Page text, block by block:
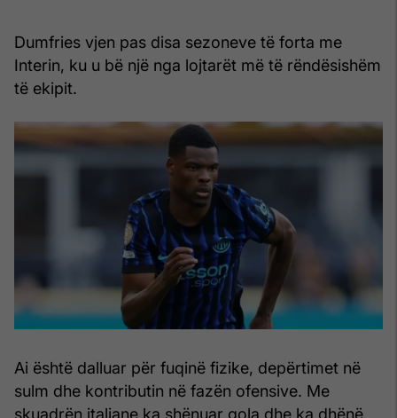
Dumfries vjen pas disa sezoneve të forta me
Interin, ku u bë një nga lojtarët më të rëndësishëm
të ekipit.
Ai është dalluar për fuqinë fizike, depërtimet në
sulm dhe kontributin në fazën ofensive. Me
skuadrën italiane ka shënuar gola dhe ka dhënë